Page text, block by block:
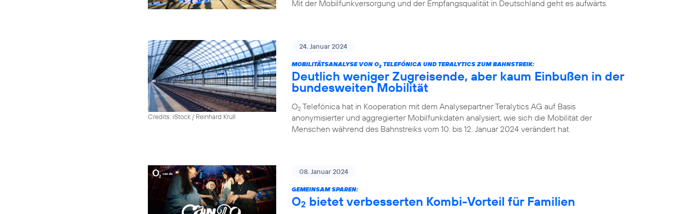
Mit der Mobilfunkversorgung und der Empfangsqualität in Deutschland geht es aufwärts.
Credits: iStock / Reinhard Krull
24. Januar 2024
MOBILITÄTSANALYSE VON O2 TELEFÓNICA UND TERALYTICS ZUM BAHNSTREIK:
Deutlich weniger Zugreisende, aber kaum Einbußen in der
bundesweiten Mobilität
O2 Telefónica hat in Kooperation mit dem Analysepartner Teralytics AG auf Basis
anonymisierter und aggregierter Mobilfunkdaten analysiert, wie sich die Mobilität der
Menschen während des Bahnstreiks vom 10. bis 12. Januar 2024 verändert hat.
08. Januar 2024
GEMEINSAM SPAREN:
O2 bietet verbesserten Kombi-Vorteil für Familien